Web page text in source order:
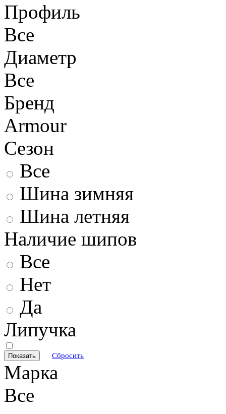
Профиль
Все
Диаметр
Все
Бренд
Armour
Сезон
Все
Шина зимняя
Шина летняя
Наличие шипов
Все
Нет
Да
Липучка
Сбросить
Марка
Все